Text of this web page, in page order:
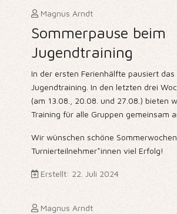
Magnus Arndt
Sommerpause beim
Jugendtraining
In der ersten Ferienhälfte pausiert das
Jugendtraining. In den letzten drei
(am 13.08., 20.08. und 27.08.) bieten
Training für alle Gruppen gemeinsam
Wir wünschen schöne
Turnierteilnehmer*innen viel Erfolg!
Erstellt: 22. Juli 2024
Magnus Arndt